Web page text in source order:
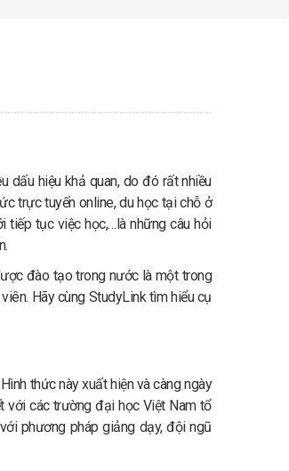
dấu hiệu khả quan, do đó rất nhiều
trực tuyến online, du học tại chỗ ở
tiếp tục việc học,…là những câu hỏi
đào tạo trong nước là một trong
Hãy cùng StudyLink tìm hiểu cụ
thức này xuất hiện và càng ngày
với các trường đại học Việt Nam tổ
phương pháp giảng dạy, đội ngũ